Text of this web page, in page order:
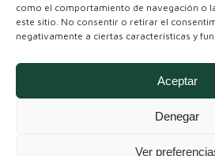
como el comportamiento de navegación o
este sitio. No consentir o retirar el
negativamente a ciertas características y
Aceptar
Denegar
Ver
Coordinadora Andaluza de